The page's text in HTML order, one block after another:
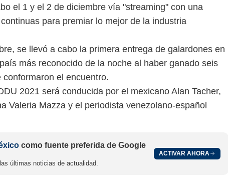
el 1 y el 2 de diciembre vía "streaming" con una
para premiar lo mejor de la industria
se llevó a cabo la primera entrega de galardones en
más reconocido de la noche al haber ganado seis
el encuentro.
2021 será conducida por el mexicano Alan Tacher,
Valeria Mazza y el periodista venezolano-español
como fuente preferida de Google
últimas noticias de actualidad.
ACTIVAR AHORA